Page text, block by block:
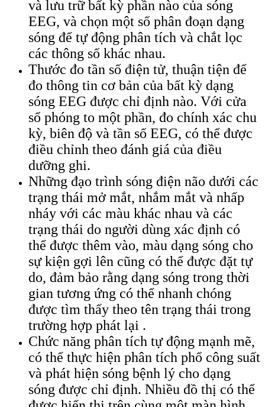
và lưu trữ bất kỳ phần nào của sóng
EEG, và chọn một số phân đoạn dạng
sóng để tự động phân tích và chắt lọc
các thông số khác nhau.
Thước đo tần số điện tử, thuận tiện để
đo thông tin cơ bản của bất kỳ dạng
sóng EEG được chỉ định nào. Với cửa
sổ phóng to một phần, đo chính xác chu
kỳ, biên độ và tần số EEG, có thể được
điều chỉnh theo đánh giá của điều
dưỡng ghi.
Những đạo trình sóng điện não dưới các
trạng thái mở mắt, nhắm mắt và nhấp
nháy với các màu khác nhau và các
trạng thái do người dùng xác định có
thể được thêm vào, màu dạng sóng cho
sự kiện gợi lên cũng có thể được đặt tự
do, đảm bảo rằng dạng sóng trong thời
gian tương ứng có thể nhanh chóng
được tìm thấy theo tên trạng thái trong
trường hợp phát lại .
Chức năng phân tích tự động mạnh mẽ,
có thể thực hiện phân tích phổ công suất
và phát hiện sóng bệnh lý cho dạng
sóng được chỉ định. Nhiều đồ thị có thể